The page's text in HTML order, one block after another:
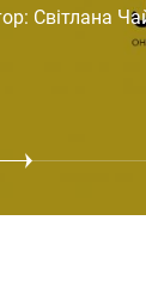
Світлана